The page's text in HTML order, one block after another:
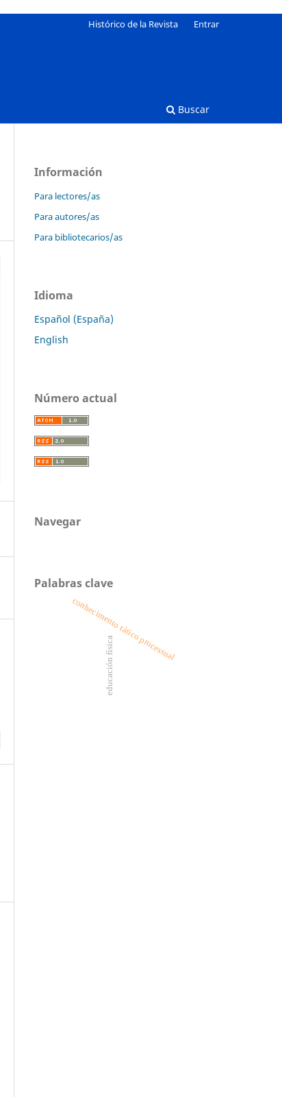
Buscar
Histórico de la Revista Entrar
Información
Para lectores/as
Para autores/as
Para bibliotecarios/as
Idioma
Español (España)
English
Número actual
Navegar
Palabras clave
educación física
conhecimento tático processual